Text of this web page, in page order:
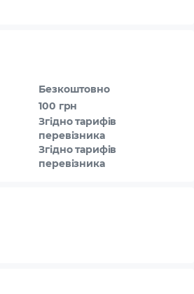
Безкоштовно
100 грн
Згідно тарифів
перевізника
Згідно тарифів
перевізника